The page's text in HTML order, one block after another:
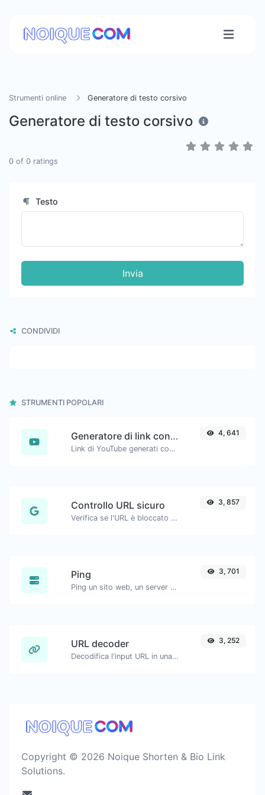
Strumenti online Generatore di testo corsivo
Generatore di testo corsivo
0 of 0 ratings
Testo
Invia
CONDIVIDI
STRUMENTI POPOLARI
Generatore di link con timestamp di YouTube
Link di YouTube generati con timestamp di inizio preciso, utili per gli utenti mobili.
4, 641
Controllo URL sicuro
Verifica se l'URL è bloccato ed è contrassegnato come sicuro/insicuro da Google.
3, 857
Ping
Ping un sito web, un server o una porta.
3, 701
URL decoder
Decodifica l'input URL in una stringa normale.
3, 252
Copyright © 2026 Noique Shorten & Bio Link
Solutions.